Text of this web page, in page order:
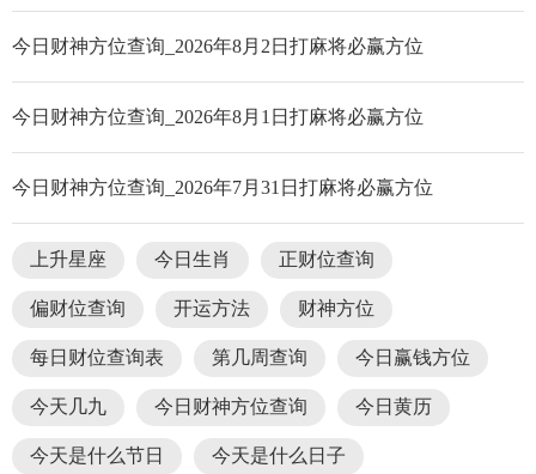
今日财神方位查询_2026年8月2日打麻将必赢方位
今日财神方位查询_2026年8月1日打麻将必赢方位
今日财神方位查询_2026年7月31日打麻将必赢方位
上升星座 今日生肖 正财位查询
偏财位查询 开运方法 财神方位
每日财位查询表 第几周查询 今日赢钱方位
今天几九 今日财神方位查询 今日黄历
今天是什么节日 今天是什么日子